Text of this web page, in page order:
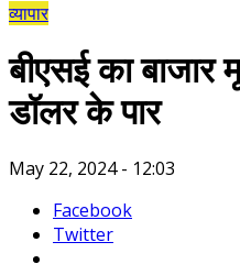
व्यापार
बीएसई का बाजार
डॉलर के पार
May 22, 2024 - 12:03
Facebook
Twitter